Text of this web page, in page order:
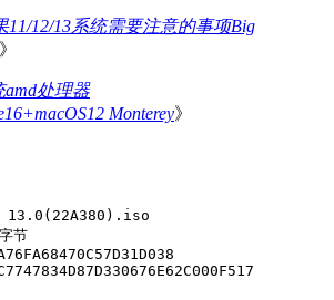
11/12/13系统需要注意的事项Big
》
处理器
Monterey》
13.0 ( 22A380 ). iso
字节